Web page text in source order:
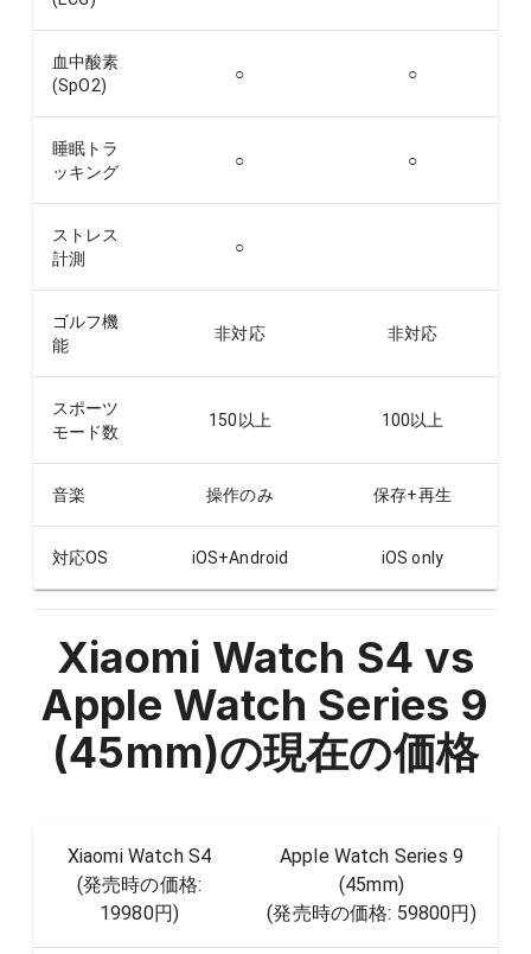
血中酸素
(SpO2)
○ ○
睡眠トラ
ッキング
○ ○
ストレス
計測
○
ゴルフ機
能
非対応 非対応
スポーツ
モード数
150以上 100以上
音楽 操作のみ 保存+再生
対応OS iOS+Android iOS only
Xiaomi Watch S4 vs
Apple Watch Series 9
(45mm)の現在の価格
Xiaomi Watch S4
(発売時の価格:
19980円)
Apple Watch Series 9
(45mm)
(発売時の価格: 59800円)